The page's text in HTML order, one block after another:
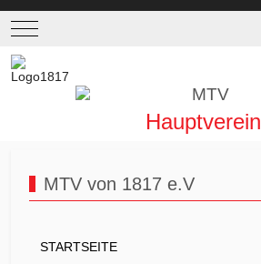
Mobile Menu Toggle
Hauptverein
MTV von 1817 e.V
STARTSEITE